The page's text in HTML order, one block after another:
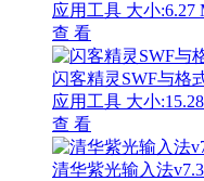
应用工具 大小:6.27
查 看
闪客精灵SWF与格
应用工具 大小
查 看
清华紫光输入法